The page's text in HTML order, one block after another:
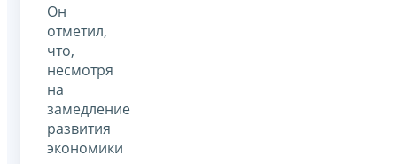
Он
отметил,
что,
несмотря
на
замедление
развития
экономики